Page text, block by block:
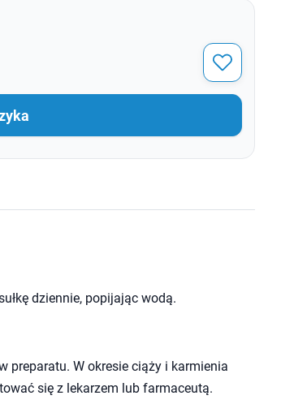
dziennie, popijając wodą.
preparatu. W okresie ciąży i karmienia
się z lekarzem lub farmaceutą.